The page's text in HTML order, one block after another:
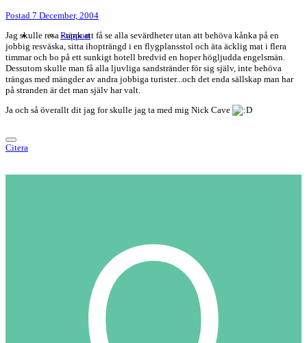
Postad 7 December, 2004
Rapport
Jag skulle resa - tänk att få se alla sevärdheter utan att behöva kånka på en
jobbig resväska, sitta ihopträngd i en flygplansstol och äta äcklig mat i flera
timmar och bo på ett sunkigt hotell bredvid en hoper högljudda engelsmän.
Dessutom skulle man få alla ljuvliga sandstränder för sig själv, inte behöva
trängas med mängder av andra jobbiga turister...och det enda sällskap man har
på stranden är det man själv har valt.
Ja och så överallt dit jag for skulle jag ta med mig Nick Cave
Citera